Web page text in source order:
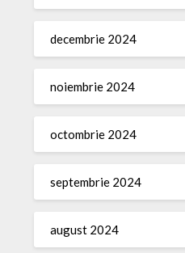
decembrie 2024
noiembrie 2024
octombrie 2024
septembrie 2024
august 2024